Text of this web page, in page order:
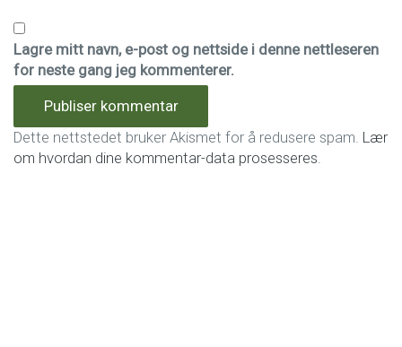
Lagre mitt navn, e-post og nettside i denne nettleseren
for neste gang jeg kommenterer.
Dette nettstedet bruker Akismet for å redusere spam. Lær
om hvordan dine kommentar-data prosesseres.